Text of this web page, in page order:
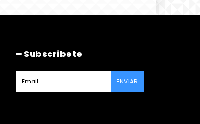
━ Subscribete
ENVIAR